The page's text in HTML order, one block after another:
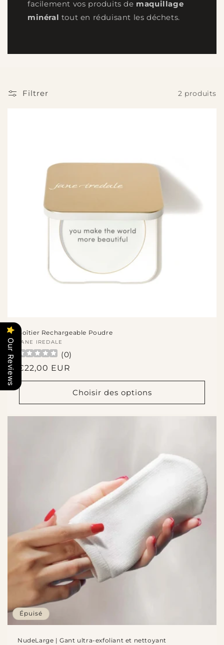
facilement vos produits de maquillage
minéral tout en réduisant les déchets.
Filtrer 2 produits
Boîtier Rechargeable Poudre
Fournisseur :
JANE IREDALE
(0)
Prix
habituel
€22,00 EUR
Choisir des options
Épuisé
NudeLarge | Gant ultra-exfoliant et nettoyant
Our Reviews